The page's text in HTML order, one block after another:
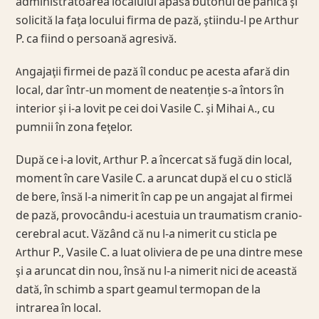
solicită la faţa locului firma de pază, ştiindu-l pe Arthur
P. ca fiind o persoană agresivă.
Angajaţii firmei de pază îl conduc pe acesta afară din
local, dar într-un moment de neatenţie s-a întors în
interior şi i-a lovit pe cei doi Vasile C. şi Mihai A., cu
pumnii în zona feţelor.
După ce i-a lovit, Arthur P. a încercat să fugă din local,
moment în care Vasile C. a aruncat după el cu o sticlă
de bere, însă l-a nimerit în cap pe un angajat al firmei
de pază, provocându-i acestuia un traumatism cranio-
cerebral acut. Văzând că nu l-a nimerit cu sticla pe
Arthur P., Vasile C. a luat oliviera de pe una dintre mese
şi a aruncat din nou, însă nu l-a nimerit nici de această
dată, în schimb a spart geamul termopan de la
intrarea în local.